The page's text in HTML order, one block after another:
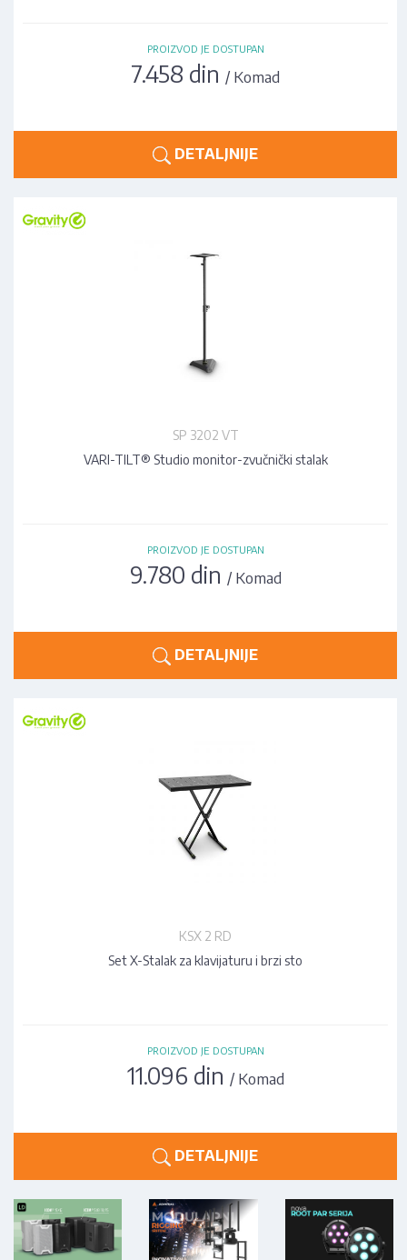
PROIZVOD JE DOSTUPAN
7.458 din / Komad
DETALJNIJE
SP 3202 VT
VARI-TILT® Studio monitor-zvučnički stalak
PROIZVOD JE DOSTUPAN
9.780 din / Komad
DETALJNIJE
KSX 2 RD
Set X-Stalak za klavijaturu i brzi sto
PROIZVOD JE DOSTUPAN
11.096 din / Komad
DETALJNIJE